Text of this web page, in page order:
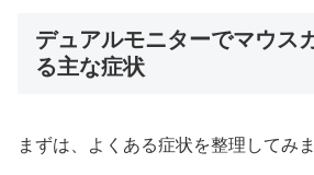
デュアルモニターでマウス
る主な症状
まずは、よくある症状を整理してみま